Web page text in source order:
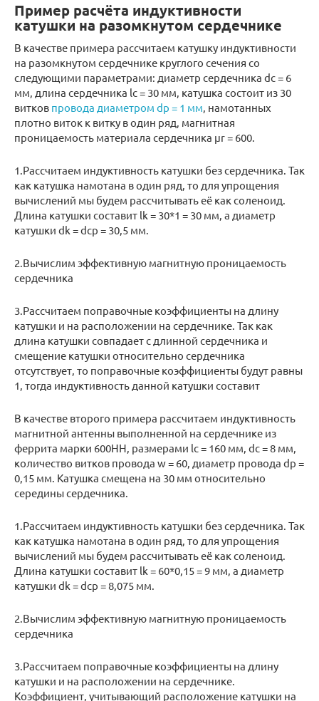
Пример расчёта индуктивности
катушки на разомкнутом сердечнике
В качестве примера рассчитаем катушку индуктивности
на разомкнутом сердечнике круглого сечения со
следующими параметрами: диаметр сердечника dc = 6
мм, длина сердечника lc = 30 мм, катушка состоит из 30
витков провода диаметром dp = 1 мм, намотанных
плотно виток к витку в один ряд, магнитная
проницаемость материала сердечника μr = 600.
1.Рассчитаем индуктивность катушки без сердечника. Так
как катушка намотана в один ряд, то для упрощения
вычислений мы будем рассчитывать её как соленоид.
Длина катушки составит lk = 30*1 = 30 мм, а диаметр
катушки dk = dcp = 30,5 мм.
2.Вычислим эффективную магнитную проницаемость
сердечника
3.Рассчитаем поправочные коэффициенты на длину
катушки и на расположении на сердечнике. Так как
длина катушки совпадает с длинной сердечника и
смещение катушки относительно сердечника
отсутствует, то поправочные коэффициенты будут равны
1, тогда индуктивность данной катушки составит
В качестве второго примера рассчитаем индуктивность
магнитной антенны выполненной на сердечнике из
феррита марки 600НН, размерами lc = 160 мм, dс = 8 мм,
количество витков провода w = 60, диаметр провода dр =
0,15 мм. Катушка смещена на 30 мм относительно
середины сердечника.
1.Рассчитаем индуктивность катушки без сердечника. Так
как катушка намотана в один ряд, то для упрощения
вычислений мы будем рассчитывать её как соленоид.
Длина катушки составит lk = 60*0,15 = 9 мм, а диаметр
катушки dk = dcp = 8,075 мм.
2.Вычислим эффективную магнитную проницаемость
сердечника
3.Рассчитаем поправочные коэффициенты на длину
катушки и на расположении на сердечнике.
Коэффициент, учитывающий расположение катушки на